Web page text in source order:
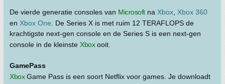
De vierde generatie consoles van Microsoftna Xbox, Xbox 360
en Xbox One . De Series X is met ruim 12 TERAFLOPS de
krachtigste next-gen console en de Series S is een next-gen
console in de kleinste Xboxooit.
GamePass
XboxGame Pass is een soort Netflix voor games. Je downloadt